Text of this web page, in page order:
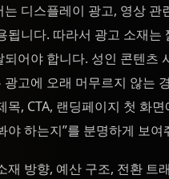
디스플레이 광고, 영상 관
됩니다. 따라서 광고 소재는
어야 합니다. 성인 콘텐츠
고에 오래 머무르지 않는
목, CTA, 랜딩페이지 첫 화면
야 하는지”를 분명하게 보여
재 방향, 예산 구조, 전환 트